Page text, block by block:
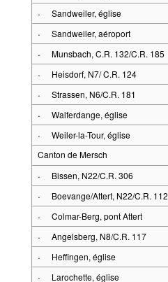
· Sandweiler, église
· Sandweiler, aéroport
· Munsbach, C.R. 132/C.R. 185
· Heisdorf, N7/ C.R. 124
· Strassen, N6/C.R. 181
· Walferdange, église
·
Weiler-la-Tour, église
Canton de Mersch
· Bissen, N22/C.R. 306
· Boevange/Attert, N22/C.R. 112
· Colmar-Berg, pont Attert
· Angelsberg, N8/C.R. 117
· Heffingen, église
· Larochette, église